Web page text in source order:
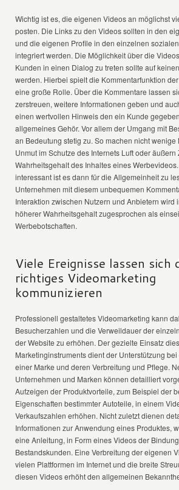
Wichtig ist es, die eigenen Videos an möglichst
posten. Die Links zu den Videos sollten in den
und die eigenen Profile in den einzelnen
integriert werden. Die Möglichkeit über die
Kunden in einen Dialog zu treten sollte auf
werden. Hierbei spielt die Kommentarfunktion
eine große Rolle. Über die Kommentare lassen
zerstreuen, weitere Informationen geben und
einen wertvollen Hinweis den ein Kunde
allgemeines Gehör. Vor allem der Umgang mit
an Bedeutung stetig zu. So machen nicht wenige
Unmut im Schutze des Internets Luft oder äußern
Wahrheitsgehalt des Inhaltes eines
interessant ist es dann für die Allgemeinheit zu
Unternehmen mit diesem unbequemen
Interaktion zwischen Nutzern und Anbietern wird
höherer Wahrheitsgehalt zugesprochen als
Werbebotschaften.
Viele Ereignisse lassen sich
richtiges Videomarketing
kommunizieren
Professionell gestaltetes Videomarketing kann
Besucherzahlen und die Verweildauer der
der Website zu erhöhen. Der gezielte Einsatz
Marketinginstruments dient der Unterstützung
einer Marke und deren Verbreitung und Pflege.
Unternehmen und Marken können detailliert
Aufzeigen der Produktvorteile, zum Beispiel der
Eigenschaften bestimmter Autoteile, in einem
Verkaufszahlen erhöhen. Nicht zuletzt dienen
Informationen zur Anwendung eines Produktes,
eine Anleitung, in Form eines Videos der
Bestandskunden. Eine Verbreitung der eigenen
vielen Plattformen im Internet und die breite
diesen Videos erhöht den allgemeinen